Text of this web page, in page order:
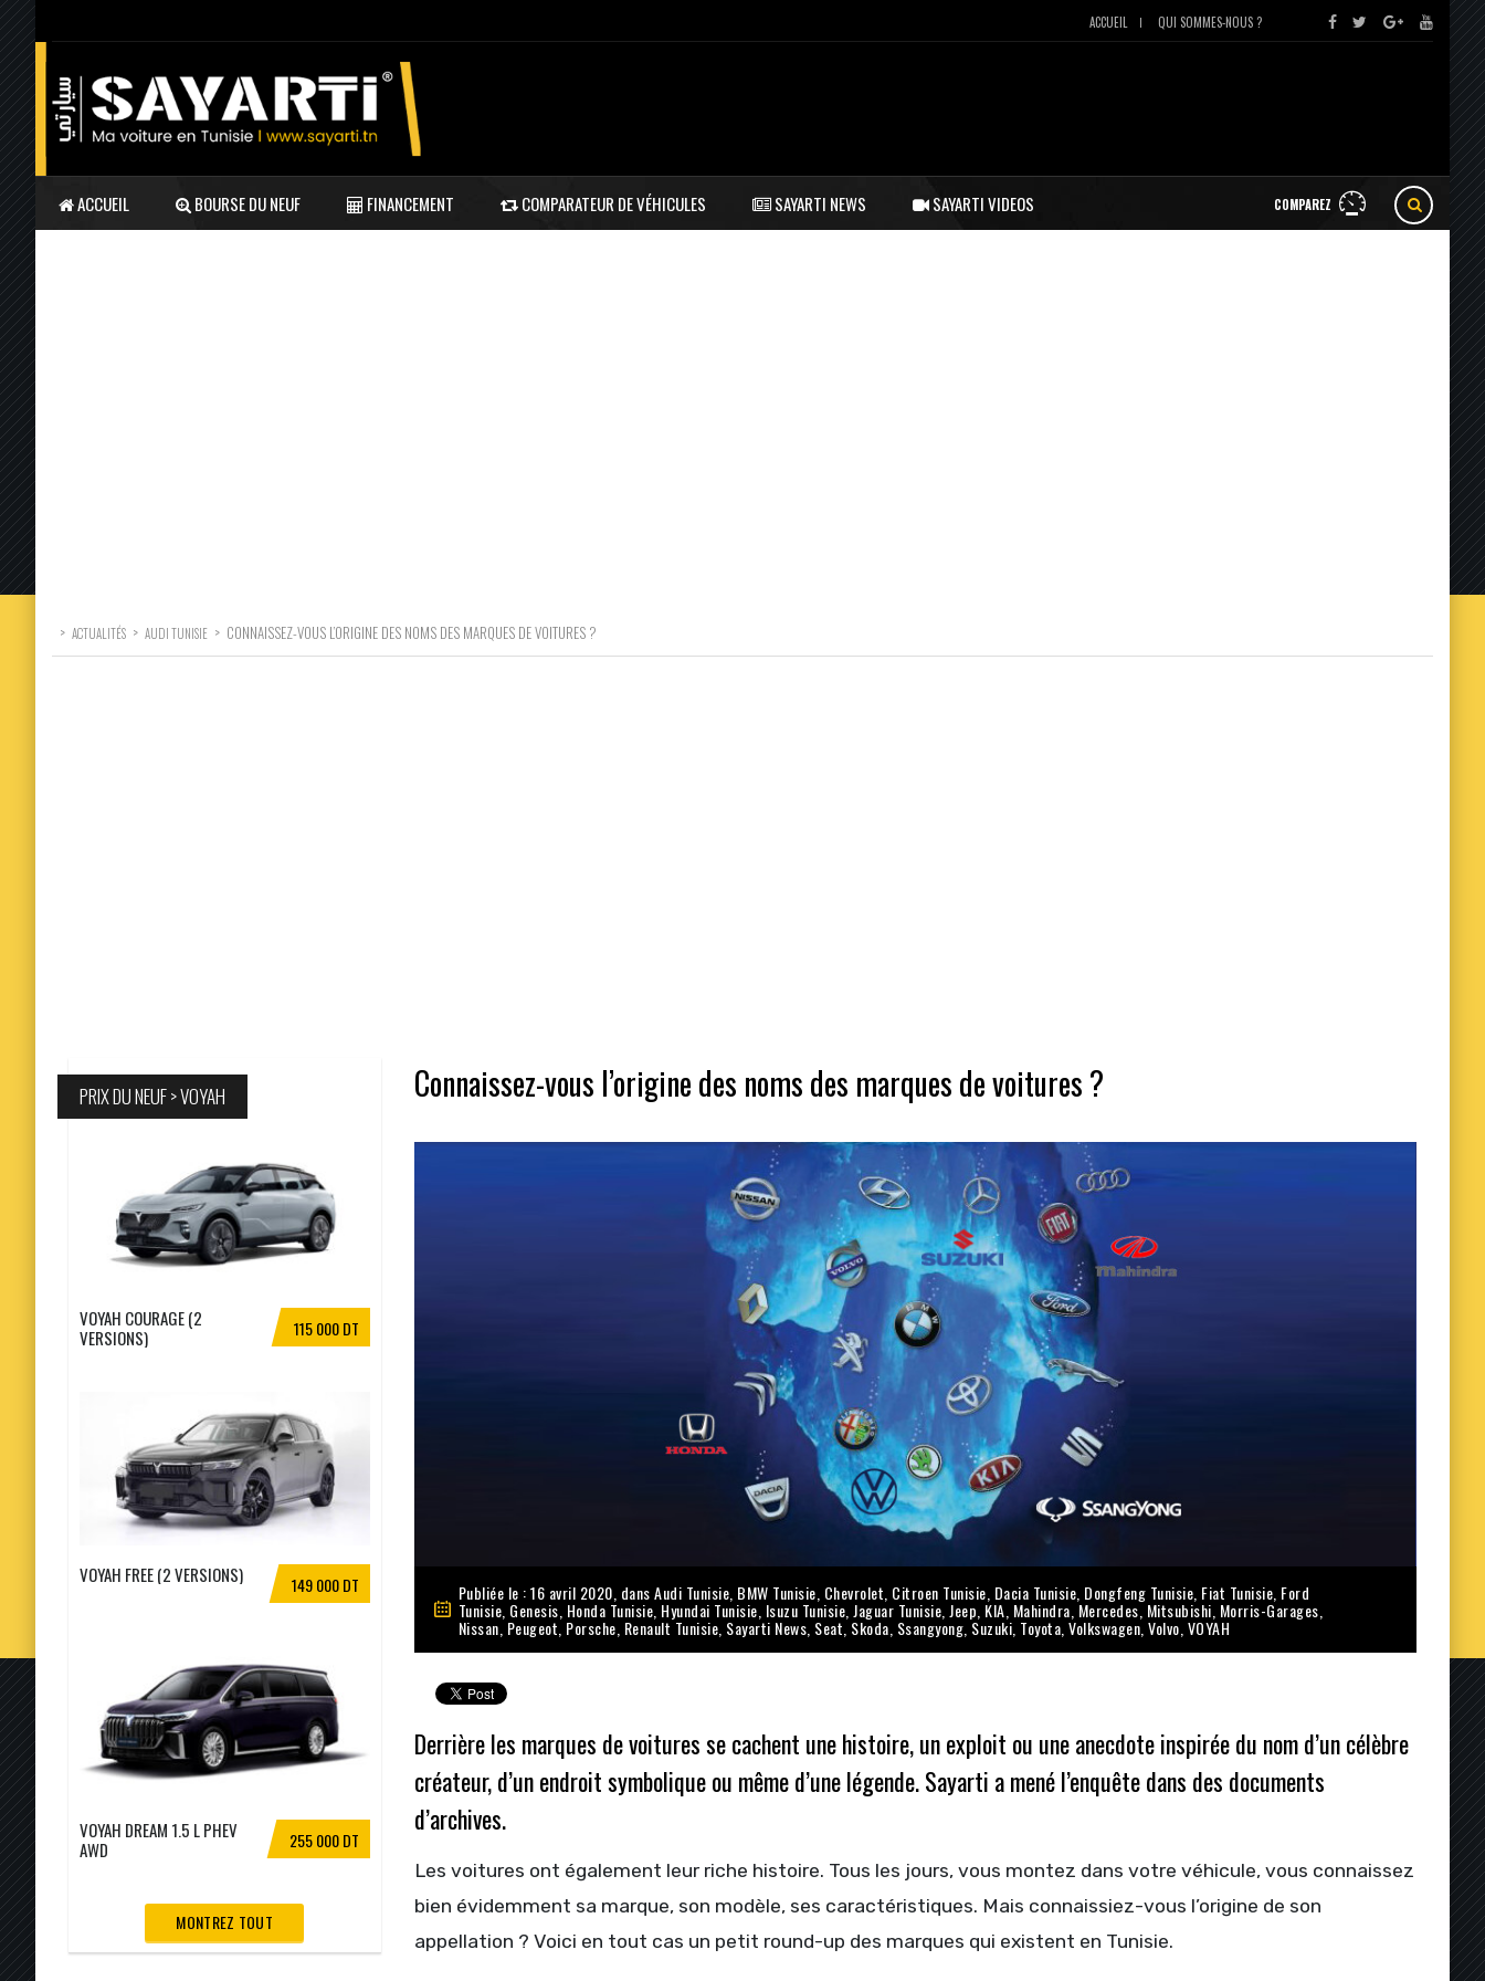
ACCUEIL QUI SOMMES-NOUS ?
COMPAREZ
ACCUEIL BOURSE DU NEUF FINANCEMENT COMPARATEUR DE VÉHICULES SAYARTI NEWS SAYARTI VIDEOS
> ACTUALITÉS > AUDI TUNISIE > CONNAISSEZ-VOUS L’ORIGINE DES NOMS DES MARQUES DE VOITURES ?
Connaissez-vous l’origine des noms des marques de voitures ?
Publiée le : 16 avril 2020, dansAudi Tunisie, BMW Tunisie, Chevrolet, Citroen Tunisie, Dacia Tunisie, Dongfeng Tunisie, Fiat Tunisie, Ford
Tunisie, Genesis, Honda Tunisie, Hyundai Tunisie, Isuzu Tunisie,Jaguar Tunisie,Jeep, KIA, Mahindra, Mercedes, Mitsubishi, Morris-Garages,
Nissan, Peugeot, Porsche, Renault Tunisie, Sayarti News, Seat, Skoda, Ssangyong, Suzuki, Toyota,Volkswagen,Volvo,VOYAH
Derrière les marques de voitures se cachent une histoire, un exploit ou une anecdote inspirée du nom d’un célèbre
créateur, d’un endroit symbolique ou même d’une légende. Sayarti a mené l’enquête dans des documents
d’archives.
Les voitures ont également leur riche histoire. Tous les jours, vous montez dans votre véhicule, vous connaissez
bien évidemment sa marque, son modèle, ses caractéristiques. Mais connaissiez-vous l’origine de son
appellation ? Voici en tout cas un petit round-up des marques qui existent en Tunisie.
PRIX DU NEUF > VOYAH
115 000 DT
VOYAH COURAGE (2
VERSIONS)
149 000 DT
VOYAH FREE (2 VERSIONS)
255 000 DT
VOYAH DREAM 1.5 L PHEV
AWD
MONTREZ TOUT